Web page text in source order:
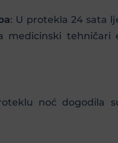
: U protekla 24 sata
medicinski tehničari
noć dogodila